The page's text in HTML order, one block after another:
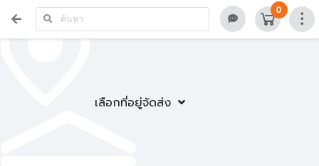
เลือกที่อยู่จัดส่ง
0